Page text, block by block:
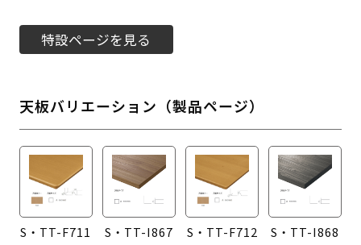
特設ページを見る
天板バリエーション（製品ページ）
S・TT-F711 S・TT-I867 S・TT-F712 S・TT-I868